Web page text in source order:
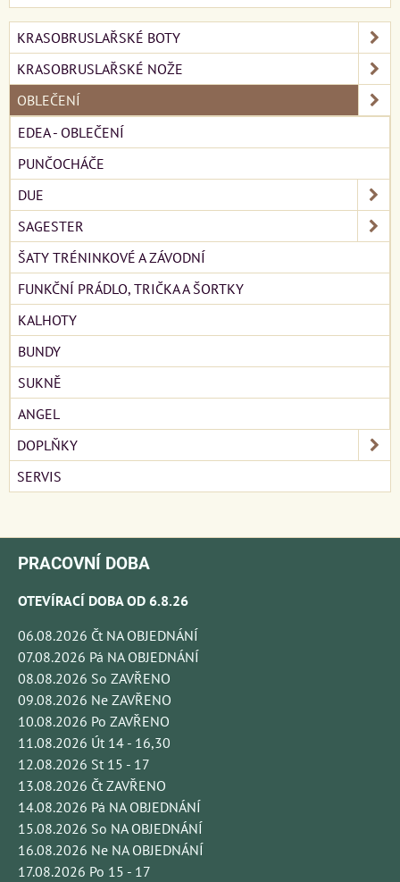
KRASOBRUSLAŘSKÉ BOTY
KRASOBRUSLAŘSKÉ NOŽE
OBLEČENÍ
EDEA - OBLEČENÍ
PUNČOCHÁČE
DUE
SAGESTER
ŠATY TRÉNINKOVÉ A ZÁVODNÍ
FUNKČNÍ PRÁDLO, TRIČKA A ŠORTKY
KALHOTY
BUNDY
SUKNĚ
ANGEL
DOPLŇKY
SERVIS
PRACOVNÍ DOBA
OTEVÍRACÍ DOBA OD 6.8.26
06.08.2026 Čt NA OBJEDNÁNÍ
07.08.2026 Pá NA OBJEDNÁNÍ
08.08.2026 So ZAVŘENO
09.08.2026 Ne ZAVŘENO
10.08.2026 Po ZAVŘENO
11.08.2026 Út 14 - 16,30
12.08.2026 St 15 - 17
13.08.2026 Čt ZAVŘENO
14.08.2026 Pá NA OBJEDNÁNÍ
15.08.2026 So NA OBJEDNÁNÍ
16.08.2026 Ne NA OBJEDNÁNÍ
17.08.2026 Po 15 - 17